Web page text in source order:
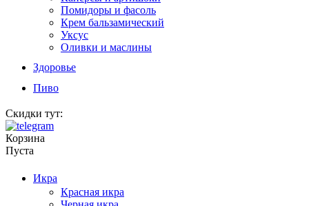
Помидоры и фасоль
Крем бальзамический
Уксус
Оливки и маслины
Здоровье
Пиво
Скидки тут:
Корзина
Пуста
Икра
Красная икра